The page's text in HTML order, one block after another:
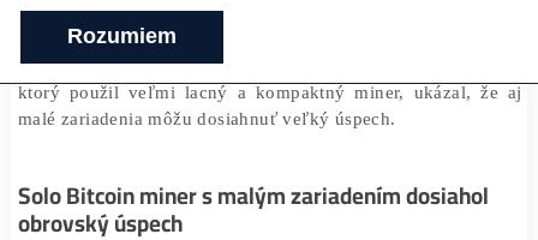
V kryptomenovom svete je ťažba Bitcoinov už
doménou veľkých firiem s nákladnými a
zariadeniami. Avšak nedávny úspech sólo Bitcoin
Rozumiem